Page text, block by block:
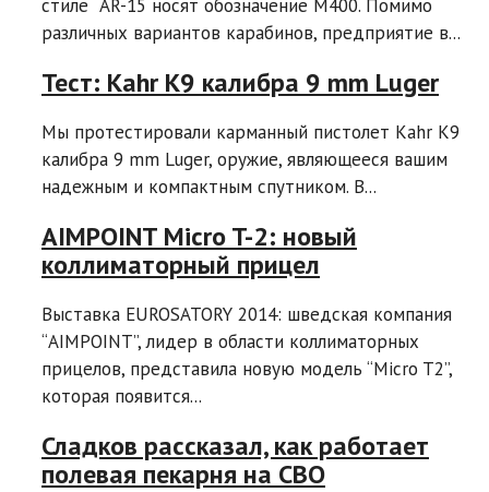
стиле AR-15 носят обозначение M400. Помимо
различных вариантов карабинов, предприятие в...
Тест: Kahr K9 калибра 9 mm Luger
Мы протестировали карманный пистолет Kahr K9
калибра 9 mm Luger, оружие, являющееся вашим
надежным и компактным спутником. В...
AIMPOINT Micro T-2: новый
коллиматорный прицел
Выставка EUROSATORY 2014: шведская компания
“AIMPOINT”, лидер в области коллиматорных
прицелов, представила новую модель “Micro T2”,
которая появится...
Сладков рассказал, как работает
полевая пекарня на СВО